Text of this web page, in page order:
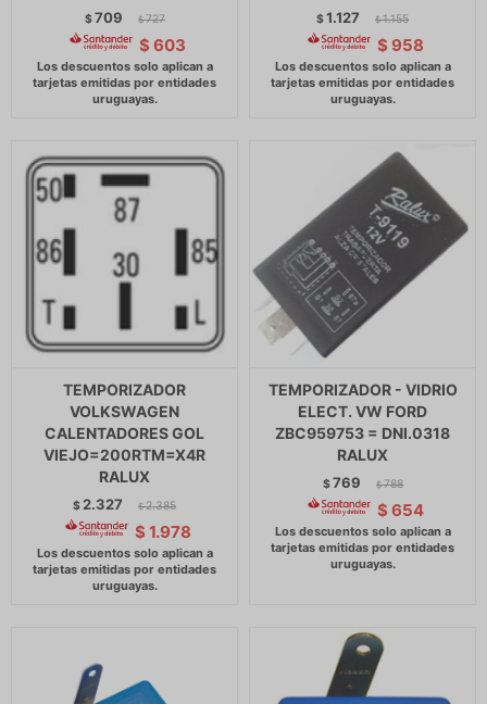
$709 $ 727
$ 603
$1.127 $ 1.155
$ 958
TEMPORIZADOR
VOLKSWAGEN
CALENTADORES GOL
VIEJO=200RTM=X4R
RALUX
$ 2.327 $ 2.385
$ 1.978
TEMPORIZADOR - VIDRIO
ELECT. VW FORD
ZBC959753 = DNI.0318
RALUX
$769 $ 788
$ 654